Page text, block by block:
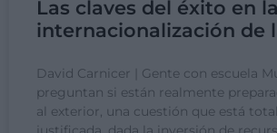
Las claves del éxito en la
internacionalización de
David Carnicer | Gente con escuela
preguntan si están realmente
al exterior, una cuestión que está